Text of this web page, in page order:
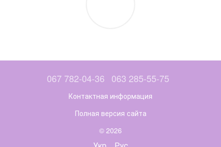
067 782-04-36 063 285-55-75
Контактная информация
Полная версия сайта
© 2026